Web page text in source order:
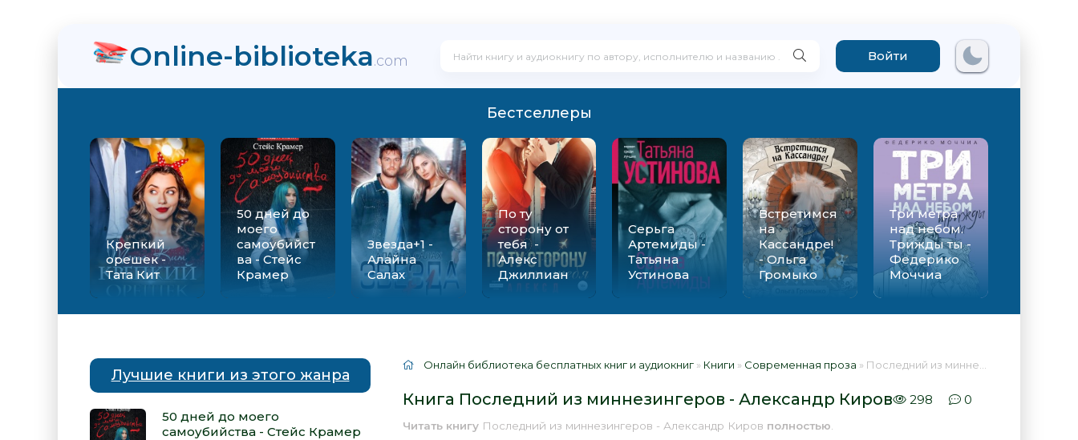
Online-biblioteka.com Войти
Бестселлеры
Крепкий
орешек -
Тата Кит
50 дней до
моего
самоубийст
ва - Стейс
Крамер
Звезда+1 -
Алайна
Салах
По ту
сторону от
тебя -
Алекс
Джиллиан
Серьга
Артемиды -
Татьяна
Устинова
Встретимся
на
Кассандре!
- Ольга
Громыко
Три метра
над небом.
Трижды ты -
Федерико
Моччиа
Лучшие книги из этого жанра
50 дней до моего
самоубийства - Стейс Крамер
Онлайн библиотека бесплатных книг и аудиокниг » Книги » Современная проза » Последний из миннезингеров - Александр Киров 📕 - Книга онлайн бесплатно
Книга Последний из миннезингеров - Александр Киров 298 0
Читать книгу Последний из миннезингеров - Александр Киров полностью
Вильмонт